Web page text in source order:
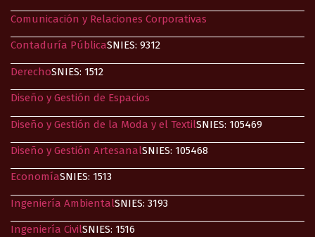
Comunicación y Relaciones Corporativas​
Contaduría PúblicaSNIES: 9312
DerechoSNIES: 1512
Diseño y Gestión de Espacios
Diseño y Gestión de la Moda y el TextilSNIES: 105469
Diseño y Gestión ArtesanalSNIES: 105468
Economía​SNIES: 1513
Ingeniería AmbientalSNIES: 3193
Ingeniería CivilSNIES: 1516